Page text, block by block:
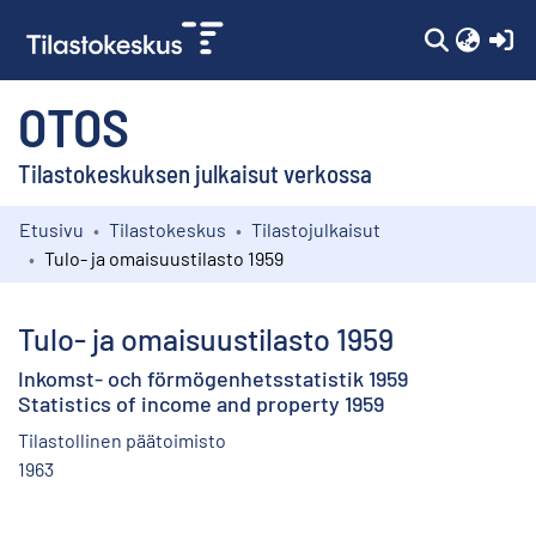
OTOS
Tilastokeskuksen julkaisut verkossa
Kokoelmat
Etusivu Tilastokeskus
Tilastojulkaisut
Tulo- ja omaisuustilasto 1959
Tulo- ja omaisuustilasto 1959
Inkomst- och förmögenhetsstatistik 1959
Statistics of income and property 1959
Tilastollinen päätoimisto
1963